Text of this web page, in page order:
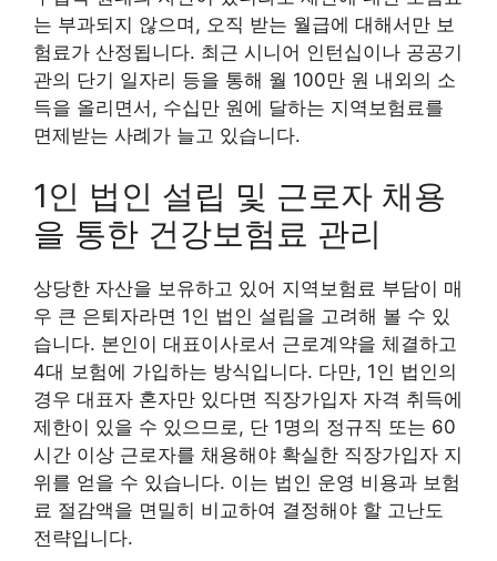
는 부과되지 않으며, 오직 받는 월급에 대해서만 보
험료가 산정됩니다. 최근 시니어 인턴십이나 공공기
관의 단기 일자리 등을 통해 월 100만 원 내외의 소
득을 올리면서, 수십만 원에 달하는 지역보험료를
면제받는 사례가 늘고 있습니다.
1인 법인 설립 및 근로자 채용
을 통한 건강보험료 관리
상당한 자산을 보유하고 있어 지역보험료 부담이 매
우 큰 은퇴자라면 1인 법인 설립을 고려해 볼 수 있
습니다. 본인이 대표이사로서 근로계약을 체결하고
4대 보험에 가입하는 방식입니다. 다만, 1인 법인의
경우 대표자 혼자만 있다면 직장가입자 자격 취득에
제한이 있을 수 있으므로, 단 1명의 정규직 또는 60
시간 이상 근로자를 채용해야 확실한 직장가입자 지
위를 얻을 수 있습니다. 이는 법인 운영 비용과 보험
료 절감액을 면밀히 비교하여 결정해야 할 고난도
전략입니다.